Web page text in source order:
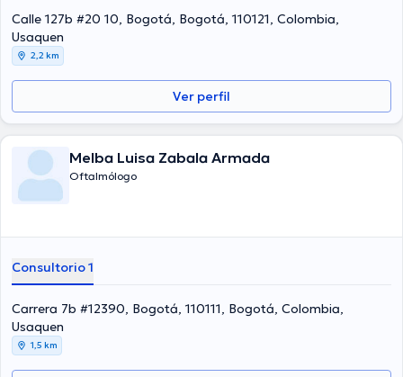
Calle 127b #20 10, Bogotá, Bogotá, 110121, Colombia,
Usaquen
2,2 km
Ver perfil
Melba Luisa Zabala Armada
Oftalmólogo
Consultorio 1
Carrera 7b #12390, Bogotá, 110111, Bogotá, Colombia,
Usaquen
1,5 km